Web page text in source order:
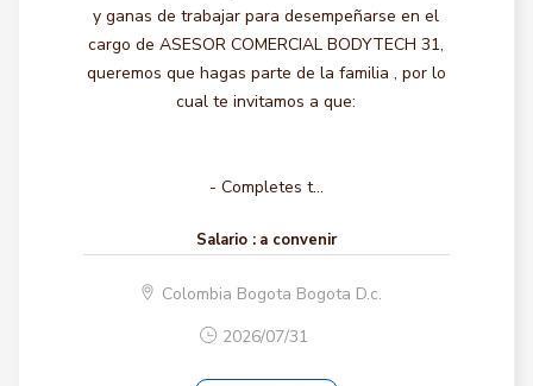
y ganas de trabajar para desempeñarse en el
cargo de ASESOR COMERCIAL BODYTECH 31,
queremos que hagas parte de la familia , por lo
cual te invitamos a que:
- Completes t...
Salario : a convenir
Colombia Bogota Bogota D.c.
2026/07/31